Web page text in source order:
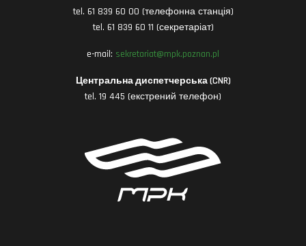
tel. 61 839 60 00 (телефонна станція)
tel. 61 839 60 11 (секретаріат)
e-mail: sekretariat@mpk.poznan.pl
Центральна диспетчерська (CNR)
tel. 19 445 (екстрений телефон)